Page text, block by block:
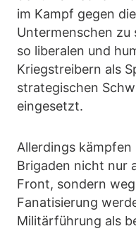
im Kampf gegen
Untermenschen zu
so liberalen und
Kriegstreibern als
strategischen
eingesetzt.
Allerdings
Brigaden nicht nur
Front, sondern
Fanatisierung
Militärführung als